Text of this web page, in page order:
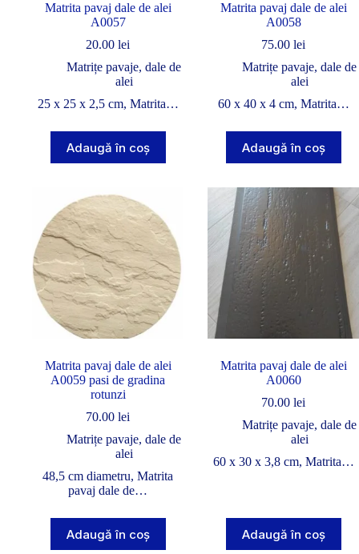
Matrita pavaj dale de alei
A0057
20.00 lei
Matrițe pavaje, dale de
alei
25 x 25 x 2,5 cm, Matrita…
Adaugă în coș
Matrita pavaj dale de alei
A0058
75.00 lei
Matrițe pavaje, dale de
alei
60 x 40 x 4 cm, Matrita…
Adaugă în coș
Matrita pavaj dale de alei
A0059 pasi de gradina
rotunzi
70.00 lei
Matrițe pavaje, dale de
alei
48,5 cm diametru, Matrita
pavaj dale de…
Adaugă în coș
Matrita pavaj dale de alei
A0060
70.00 lei
Matrițe pavaje, dale de
alei
60 x 30 x 3,8 cm, Matrita…
Adaugă în coș